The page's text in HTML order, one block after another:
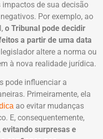
de sua decisão
Por exemplo, ao
o Tribunal pode decidir
a partir de uma data
altere a norma ou
à nova realidade jurídica.
pode influenciar a
Primeiramente, ela
ao evitar mudanças
E, consequentemente,
evitando surpresas e